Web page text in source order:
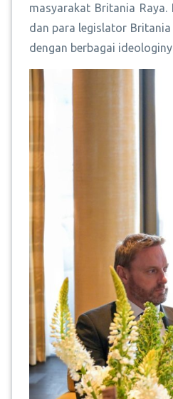
masyarakat Britania
dan para legislator
dengan berbagai